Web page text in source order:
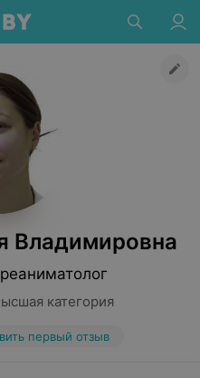
Владимировна
категория
первый отзыв